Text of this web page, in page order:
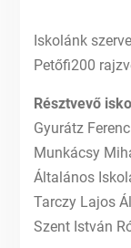
Iskolánk
Petőfi200
Résztvevő
Gyurátz
Munkácsy
Általános
Tarczy Lajos
Szent István